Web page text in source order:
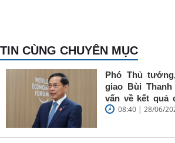
TIN CÙNG CHUYÊN MỤC
Phó Thủ
giao Bùi
vấn về kết quả
Trung Quốc
08:40 | 28/06/